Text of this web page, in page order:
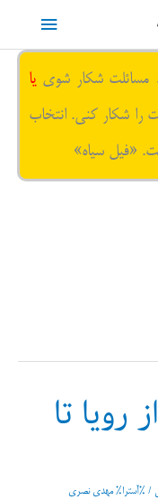
فهرست
مسائلت شکار شوی یا
را شکار کنی. انتخاب
«فیل سیاه»
تا
/ %آسترا% مهدی نصری